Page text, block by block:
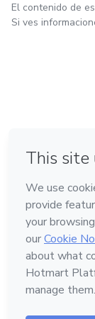
El contenido de
Si ves
Hecho con❤ en
Conoce
Idioma
Español